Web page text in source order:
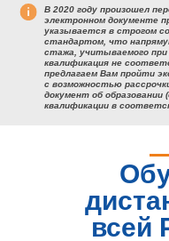
В 2020 году произошел
электронном документе
указывается в строгом
стандартом, что
стажа, учитываемого при
квалификация не
предлагаем Вам пройти
с возможностью
документ об образовании
квалификации в
всей